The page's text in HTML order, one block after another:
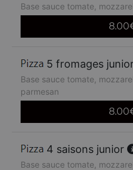
Base sauce tomate,
8.00
5 fromages
Base sauce tomate,
parmesan
8.00
4 saisons junior
Base sauce tomate,